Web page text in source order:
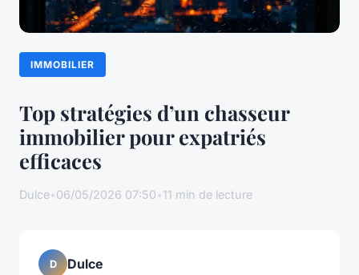
IMMOBILIER
Top stratégies d’un chasseur
immobilier pour expatriés
efficaces
Dulce•06/05/2026 07:50•11 min de lecture
D Dulce